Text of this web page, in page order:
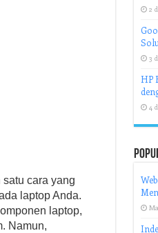
cara yang
laptop Anda.
laptop,
Namun,
2
3
HP
4